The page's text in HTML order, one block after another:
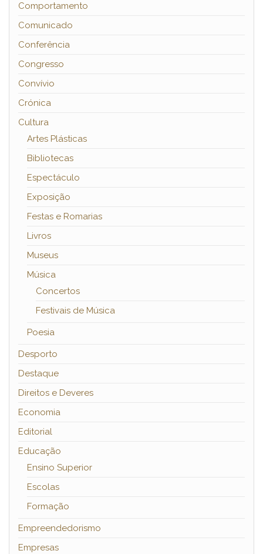
Comportamento
Comunicado
Conferência
Congresso
Convívio
Crónica
Cultura
Artes Plásticas
Bibliotecas
Espectáculo
Exposição
Festas e Romarias
Livros
Museus
Música
Concertos
Festivais de Música
Poesia
Desporto
Destaque
Direitos e Deveres
Economia
Editorial
Educação
Ensino Superior
Escolas
Formação
Empreendedorismo
Empresas